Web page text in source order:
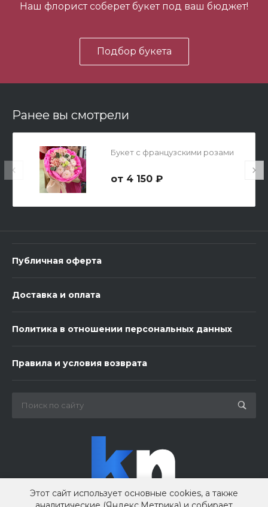
В корзину
Мишка Мини №1
В корзину
В корзину
Наш флорист соберет букет под ваш бюджет!
Подбор букета
Ранее вы смотрели
Букет с французскими розами
4 150 ₽
Публичная оферта
Доставка и оплата
Политика в отношении персональных данных
Правила и условия возврата
Этот сайт использует основные cookies, а также